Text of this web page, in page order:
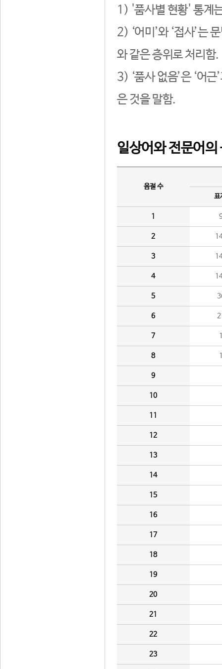
1) '품사별 현황' 통계
2) ‘어미’와 ‘접사’는
와 같은 층위로 처리함.
3) ‘품사 없음’은 ‘어
은 것을 말함.
일상어와 전문어의
음절 수
표
1
2
3
4
5
6
7
8
9
10
11
12
13
14
15
16
17
18
19
20
21
22
23